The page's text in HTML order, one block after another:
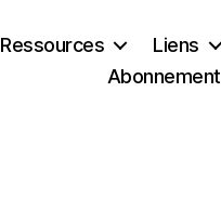
Ressources
Liens
Abonnement